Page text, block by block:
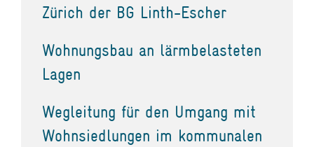
Zürich der BG Linth-Escher
Wohnungsbau an lärmbelasteten
Lagen
Wegleitung für den Umgang mit
Wohnsiedlungen im kommunalen